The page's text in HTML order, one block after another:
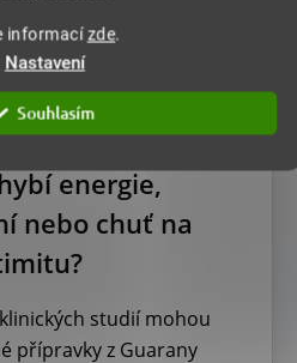
informacízde.
Nastavení
Souhlasím
v náročných
energie,
nebo chuť na
studií mohou
přípravky z Guarany